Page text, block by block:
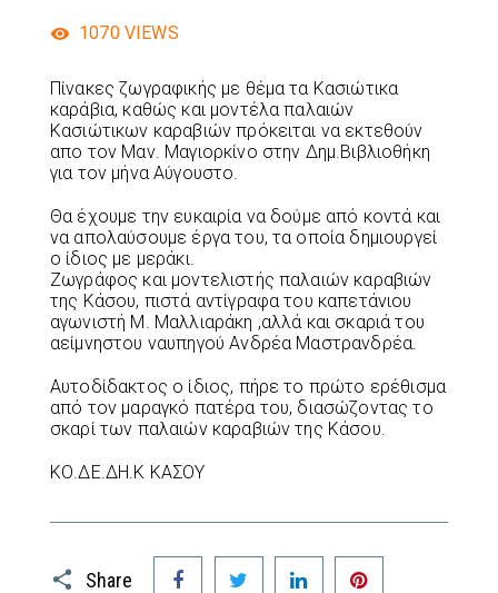
1070 VIEWS
Πίνακες ζωγραφικής με θέμα τα Κασιώτικα
καράβια, καθώς και μοντέλα παλαιών
Κασιώτικων καραβιών πρόκειται να εκτεθούν
απο τον Μαν. Μαγιορκίνο στην Δημ.Βιβλιοθήκη
για τον μήνα Αύγουστο.
Θα έχουμε την ευκαιρία να δούμε από κοντά και
να απολαύσουμε έργα του, τα οποία δημιουργεί
ο ίδιος με μεράκι.
Ζωγράφος και μοντελιστής παλαιών καραβιών
της Κάσου, πιστά αντίγραφα του καπετάνιου
αγωνιστή Μ. Μαλλιαράκη ,αλλά και σκαριά του
αείμνηστου ναυπηγού Ανδρέα Μαστρανδρέα.
Αυτοδίδακτος ο ίδιος, πήρε το πρώτο ερέθισμα
από τον μαραγκό πατέρα του, διασώζοντας το
σκαρί των παλαιών καραβιών της Κάσου.
ΚΟ.ΔΕ.ΔΗ.Κ ΚΑΣΟΥ
Share
Facebook Twitter LinkedIn